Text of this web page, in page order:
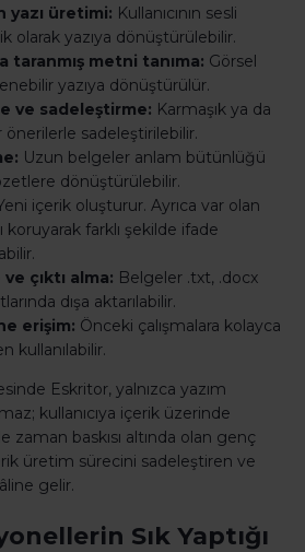
yazı üretimi: Kullanıcının sesli
olarak yazıya dönüştürülebilir.
taranmış metni tanıma: Görsel
yazıya dönüştürülür.
ve sadeleştirme: Karmaşık ya da
önerilerle sadeleştirilebilir.
Uzun belgeler anlam bütünlüğü
dönüştürülebilir.
içerik oluşturur. Ayrıca var olan
koruyarak farklı şekilde ifade
çıktı alma: Belgeler .txt, .docx
dışa aktarılabilir.
erişim: Önceki çalışmalara kolayca
kullanılabilir.
Eskritor, yalnızca yazım
kullanıcıya içerik üzerinde
zaman baskısı altında olan genç
üretim sürecini sadeleştiren ve
gelir.
Sık Yaptığı